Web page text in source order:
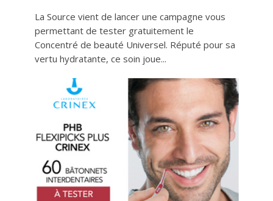
La Source vient de lancer une campagne vous
permettant de tester gratuitement le
Concentré de beauté Universel. Réputé pour sa
vertu hydratante, ce soin joue...